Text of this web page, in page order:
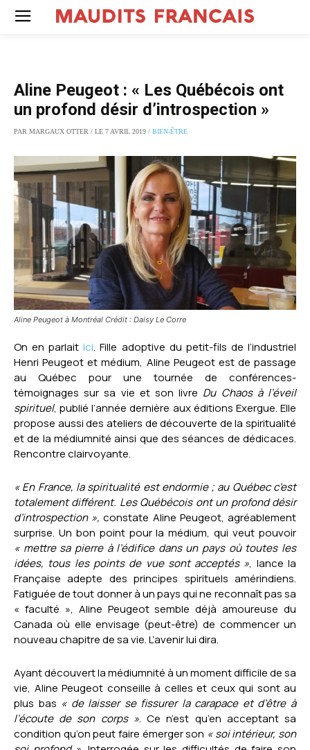
Aline Peugeot : « Les Québécois ont
un profond désir d’introspection »
PAR MARGAUX OTTER / LE 7 AVRIL 2019 / BIEN-ÊTRE
Aline Peugeot à Montréal Crédit : Daisy Le Corre
On en parlaitici. Fille adoptive du petit-fils de l’industriel
Henri Peugeot et médium, Aline Peugeot est de passage
au Québec pour une tournée de conférences-
témoignages sur sa vie et son livre Du Chaos à l’éveil
spirituel, publié l’année dernière aux éditions Exergue. Elle
propose aussi des ateliers de découverte de la spiritualité
et de la médiumnité ainsi que des séances de dédicaces.
Rencontre clairvoyante.
« En France, la spiritualité est endormie ; au Québec c’est
totalement différent. Les Québécois ont un profond désir
d’introspection »,constate Aline Peugeot, agréablement
surprise. Un bon point pour la médium, qui veut pouvoir
« mettre sa pierre à l’édifice dans un pays où toutes les
idées, tous les points de vue sont acceptés », lance la
Française adepte des principes spirituels amérindiens.
Fatiguée de tout donner à un pays qui ne reconnaît pas sa
« faculté », Aline Peugeot semble déjà amoureuse du
Canada où elle envisage (peut-être) de commencer un
nouveau chapitre de sa vie. L’avenir lui dira.
Ayant découvert la médiumnité à un moment difficile de sa
vie, Aline Peugeot conseille à celles et ceux qui sont au
plus bas « de laisser se fissurer la carapace et d’être à
l’écoute de son corps ». Ce n’est qu’en acceptant sa
condition qu’on peut faire émerger son « soi intérieur, son